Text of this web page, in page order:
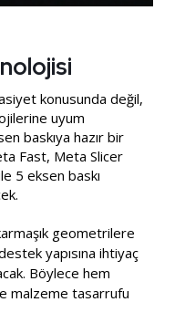
konusunda değil,
uyum
baskıya hazır bir
Fast, Meta Slicer
5 eksen baskı
geometrilere
yapısına ihtiyaç
Böylece hem
malzeme tasarrufu